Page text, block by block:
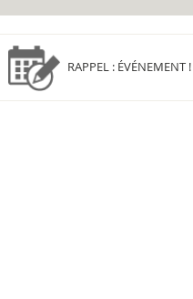
RAPPEL : ÉVÉNEMENT !